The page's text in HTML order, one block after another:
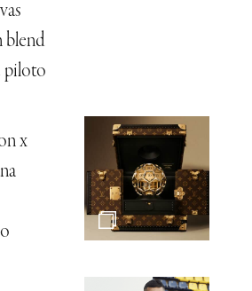
blend
piloto
x